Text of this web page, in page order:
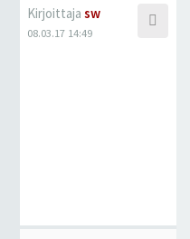
Kirjoittaja sw
08.03.17 14:49